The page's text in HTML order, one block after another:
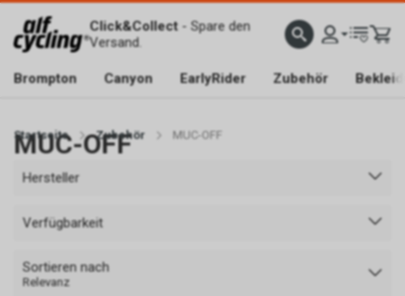
Click&Collect- Spare den
Versand.
Brompton Canyon EarlyRider Zubehör
Startseite Zubehör MUC-OFF
MUC-OFF
Hersteller
Verfügbarkeit
Sortieren nach
Relevanz